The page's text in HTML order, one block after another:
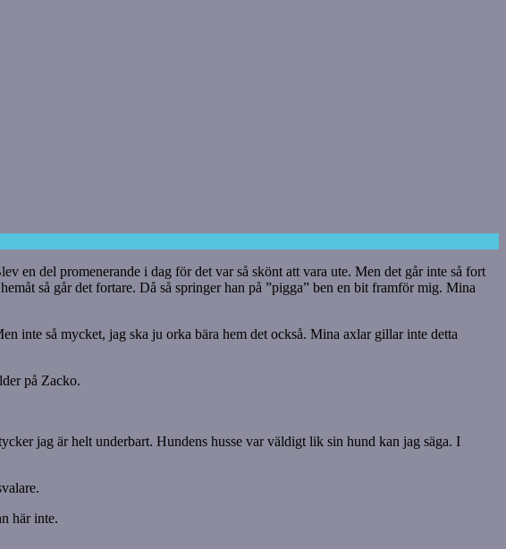
en del promenerande i dag för det var så skönt att vara ute. Men det går inte så fort
så går det fortare. Då så springer han på ”pigga” ben en bit framför mig. Mina
inte så mycket, jag ska ju orka bära hem det också. Mina axlar gillar inte detta
på Zacko.
jag är helt underbart. Hundens husse var väldigt lik sin hund kan jag säga. I
här inte.